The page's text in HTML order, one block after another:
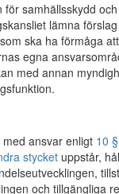
för samhällsskydd
lämna
ska ha förmåga
egna
med annan
ansvar enligt 10 §
stycket uppstår,
och tillgängliga